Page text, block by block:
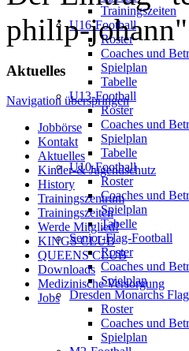
Trainingszeiten
U16-Football
Roster
Coaches und
Spielplan
Tabelle
U13-Football
Roster
Coaches und
Spielplan
Tabelle
U10-Football
Roster
Coaches und
Spielplan
Tabelle
Senior-Flag-Football
Roster
Coaches und
Spielplan
Dresden Monarchs
Roster
Coaches und
Spielplan
philip-
Aktuelles
Navigation überspringen
Jobbörse
Kontakt
Aktuelles
Kinder-& Jugendschutz
History
Trainingszentrum
Trainingszeiten
Werde Mitglied!
KINGS CLUB
QUEENS CLUB
Downloads
Medizinische Versorgung
Jobs